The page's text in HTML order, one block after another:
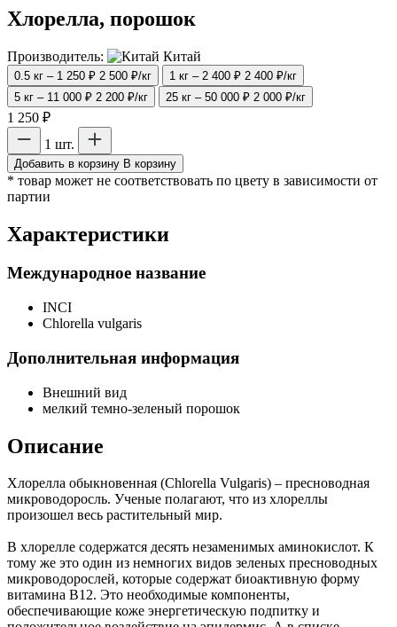
Хлорелла, порошок
Производитель: Китай
0.5 кг – 1 250 ₽ 2 500 ₽/кг 1 кг – 2 400 ₽ 2 400 ₽/кг
5 кг – 11 000 ₽ 2 200 ₽/кг 25 кг – 50 000 ₽ 2 000 ₽/кг
1 250 ₽
1 шт.
Добавить в корзину В корзину
* товар может не соответствовать по цвету в зависимости от
партии
Характеристики
Международное название
INCI
Chlorella vulgaris
Дополнительная информация
Внешний вид
мелкий темно-зеленый порошок
Описание
Хлорелла обыкновенная (Chlorella Vulgaris) – пресноводная
микроводоросль. Ученые полагают, что из хлореллы
произошел весь растительный мир.
В хлорелле содержатся десять незаменимых аминокислот. К
тому же это один из немногих видов зеленых пресноводных
микроводорослей, которые содержат биоактивную форму
витамина B12. Это необходимые компоненты,
обеспечивающие коже энергетическую подпитку и